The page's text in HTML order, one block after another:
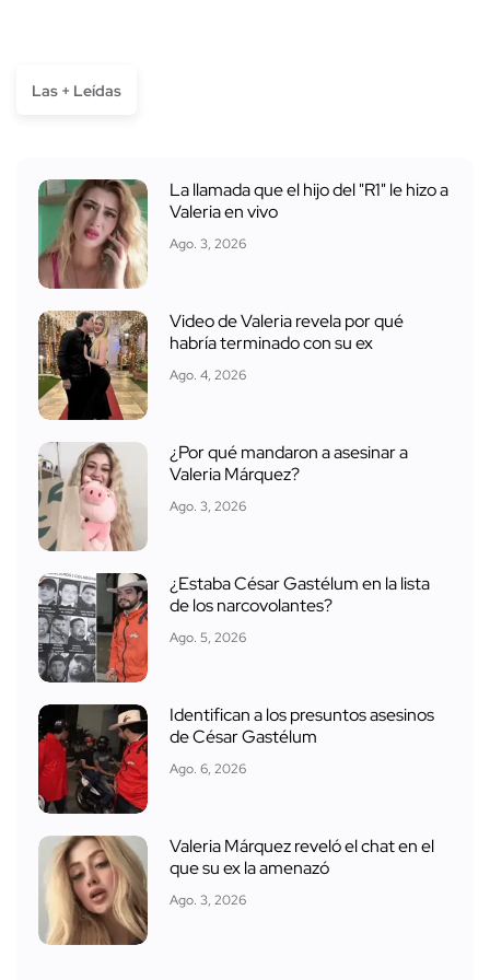
Las + Leídas
La llamada que el hijo del "R1" le hizo a
Valeria en vivo
Ago. 3, 2026
Video de Valeria revela por qué
habría terminado con su ex
Ago. 4, 2026
¿Por qué mandaron a asesinar a
Valeria Márquez?
Ago. 3, 2026
¿Estaba César Gastélum en la lista
de los narcovolantes?
Ago. 5, 2026
Identifican a los presuntos asesinos
de César Gastélum
Ago. 6, 2026
Valeria Márquez reveló el chat en el
que su ex la amenazó
Ago. 3, 2026